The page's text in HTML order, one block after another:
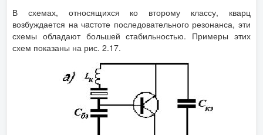
В схемах, относящихся ко второму классу, кварц
возбуждается на чacтоте последовательного резонанса, эти
схемы обладают большей стабильностью. Примеры этих
схем показаны на рис. 2.17.